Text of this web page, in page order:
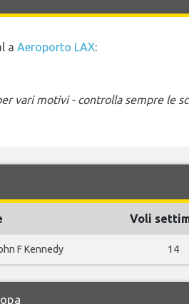
a Aeroporto LAX:
vari motivi - controlla sempre le
Voli
F Kennedy 14